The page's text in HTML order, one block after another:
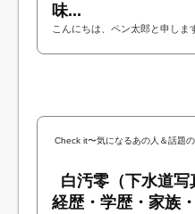
味...
こんにちは、ペン太郎と申し
Check it〜気になるあの人＆話題
白汚零（下水道
経歴・学歴・家族